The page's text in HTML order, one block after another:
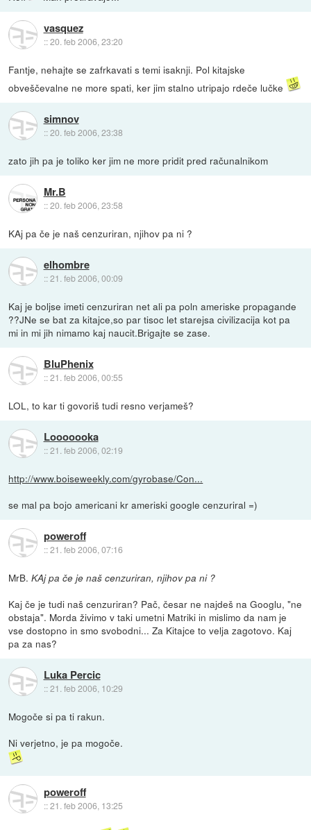
vasquez
::20. feb 2006, 23:20
Fantje, nehajte se zafrkavati s temi isaknji. Pol kitajske
obveščevalne ne more spati, ker jim stalno utripajo rdeče lučke
simnov
::20. feb 2006, 23:38
zato jih pa je toliko ker jim ne more pridit pred računalnikom
Mr.B
::20. feb 2006, 23:58
KAj pa če je naš cenzuriran, njihov pa ni ?
elhombre
::21. feb 2006, 00:09
Kaj je boljse imeti cenzuriran net ali pa poln ameriske propagande
??JNe se bat za kitajce,so par tisoc let starejsa civilizacija kot pa
mi in mi jih nimamo kaj naucit.Brigajte se zase.
BluPhenix
::21. feb 2006, 00:55
LOL, to kar ti govoriš tudi resno verjameš?
Looooooka
::21. feb 2006, 02:19
http://www.boiseweekly.com/gyrobase/Con...
se mal pa bojo americani kr ameriski google cenzuriral =)
poweroff
::21. feb 2006, 07:16
MrB.KAj pa če je naš cenzuriran, njihov pa ni ?
Kaj če je tudi naš cenzuriran? Pač, česar ne najdeš na Googlu, "ne
obstaja". Morda živimo v taki umetni Matriki in mislimo da nam je
vse dostopno in smo svobodni... Za Kitajce to velja zagotovo. Kaj
pa za nas?
Luka Percic
::21. feb 2006, 10:29
Mogoče si pa ti rakun.
Ni verjetno, je pa mogoče.
poweroff
::21. feb 2006, 13:25